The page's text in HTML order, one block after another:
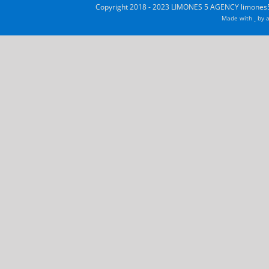
Copyright 2018 - 2023 LIMONES 5 AGENCY
Made with by